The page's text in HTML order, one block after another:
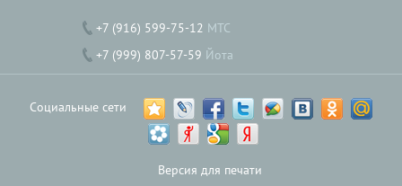
+7 (916) 599-75-12 МТС
+7 (999) 807-57-59 Йота
Социальные сети
Версия для печати